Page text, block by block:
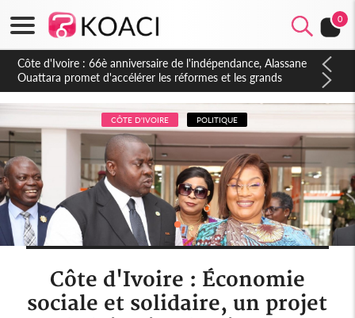
0
Côte d'Ivoire : À Abidjan, Amadou Oury Bah admire le modèle
ivoirien et veut s'en inspirer pour accélérer le développement
de la Guinée
CÔTE D'IVOIRE POLITIQUE
Côte d'Ivoire : Économie
sociale et solidaire, un projet